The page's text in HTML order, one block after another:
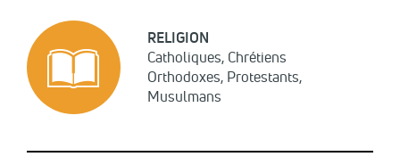
RELIGION
Catholiques, Chrétiens
Orthodoxes, Protestants,
Musulmans